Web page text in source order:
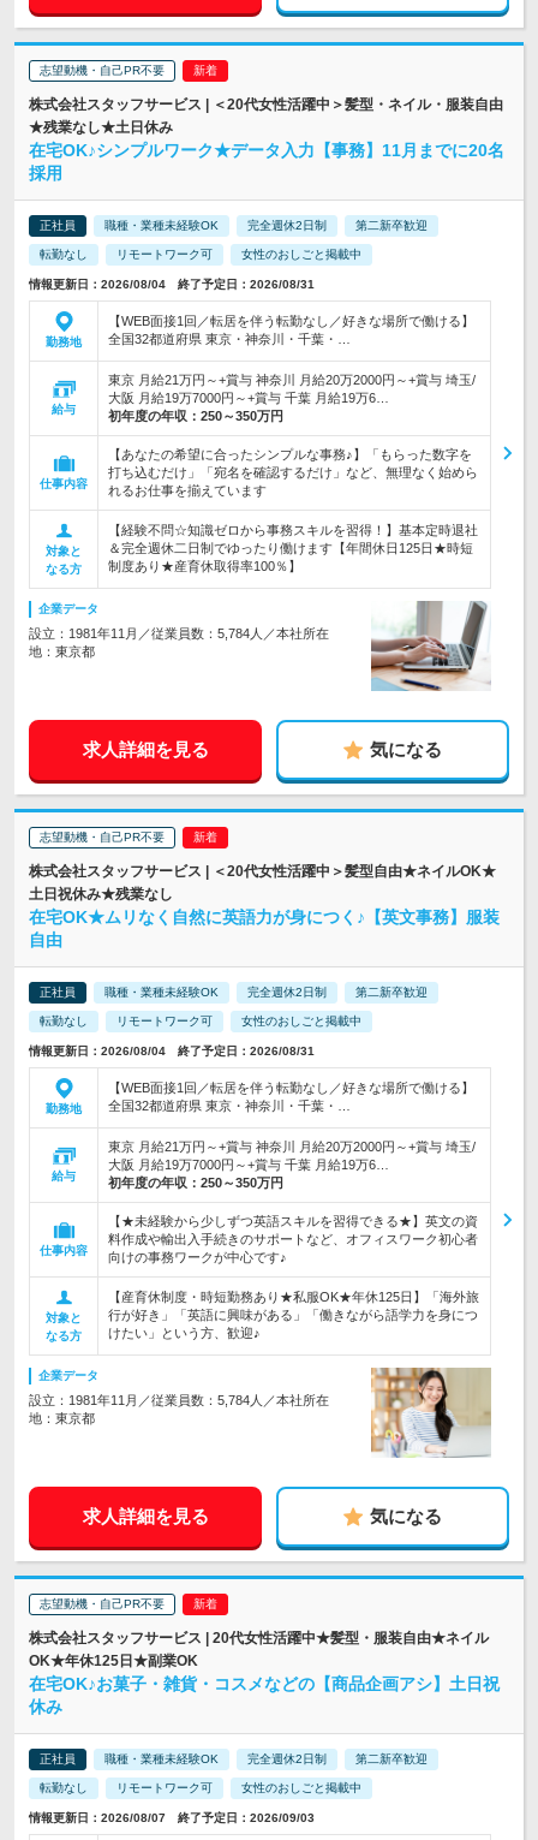
志望動機・自己PR不要
株式会社スタッフサービス | ＜20代女性活躍中＞髪型・ネイル・服装自由
★残業なし★土日休み
在宅OK♪シンプルワーク★データ入力【事務】11月までに20名
採用
正社員 職種・業種未経験OK 完全週休2日制 第二新卒歓迎
転勤なし リモートワーク可 女性のおしごと掲載中
情報更新日：2026/08/04 終了予定日：2026/08/31
勤務地
【WEB面接1回／転居を伴う転勤なし／好きな場所で働ける】
全国32都道府県 東京・神奈川・千葉・…
給与
東京 月給21万円～+賞与 神奈川 月給20万2000円～+賞与 埼玉/
大阪 月給19万7000円～+賞与 千葉 月給19万6…
初年度の年収： 250～350万円
仕事内容
【あなたの希望に合ったシンプルな事務♪】「もらった数字を
打ち込むだけ」「宛名を確認するだけ」など、無理なく始めら
れるお仕事を揃えています
対象と
なる方
【経験不問☆知識ゼロから事務スキルを習得！】基本定時退社
＆完全週休二日制でゆったり働けます【年間休日125日★時短
制度あり★産育休取得率100％】
企業データ
設立：1981年11月／従業員数：5,784人／本社所在
地：東京都
求人詳細を見る 気になる
志望動機・自己PR不要
株式会社スタッフサービス | ＜20代女性活躍中＞髪型自由★ネイルOK★
土日祝休み★残業なし
在宅OK★ムリなく自然に英語力が身につく♪【英文事務】服装
自由
正社員 職種・業種未経験OK 完全週休2日制 第二新卒歓迎
転勤なし リモートワーク可 女性のおしごと掲載中
情報更新日：2026/08/04 終了予定日：2026/08/31
勤務地
【WEB面接1回／転居を伴う転勤なし／好きな場所で働ける】
全国32都道府県 東京・神奈川・千葉・…
給与
東京 月給21万円～+賞与 神奈川 月給20万2000円～+賞与 埼玉/
大阪 月給19万7000円～+賞与 千葉 月給19万6…
初年度の年収： 250～350万円
仕事内容
【★未経験から少しずつ英語スキルを習得できる★】英文の資
料作成や輸出入手続きのサポートなど、オフィスワーク初心者
向けの事務ワークが中心です♪
対象と
なる方
【産育休制度・時短勤務あり★私服OK★年休125日】「海外旅
行が好き」「英語に興味がある」「働きながら語学力を身につ
けたい」という方、歓迎♪
企業データ
設立：1981年11月／従業員数：5,784人／本社所在
地：東京都
求人詳細を見る 気になる
志望動機・自己PR不要
株式会社スタッフサービス | 20代女性活躍中★髪型・服装自由★ネイル
OK★年休125日★副業OK
在宅OK♪お菓子・雑貨・コスメなどの【商品企画アシ】土日祝
休み
正社員 職種・業種未経験OK 完全週休2日制 第二新卒歓迎
転勤なし リモートワーク可 女性のおしごと掲載中
情報更新日：2026/08/07 終了予定日：2026/09/03